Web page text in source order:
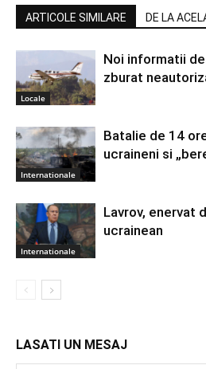
ARTICOLE SIMILARE DE LA
Locale
Noi informatii
zburat
Internationale
Batalie de 14
ucraineni si
Internationale
Lavrov, enervat
ucrainean
LASATI UN MESAJ